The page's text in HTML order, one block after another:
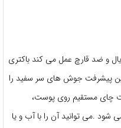
و ضد قارچ عمل می کند باکتری
پیشرفت جوش های سر سفید را
چای مستقیم روی پوست،
شود .می توانید آن را با آب و یا